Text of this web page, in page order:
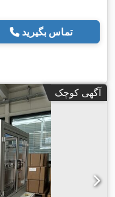
تماس بگیرید
آگهی کوچک